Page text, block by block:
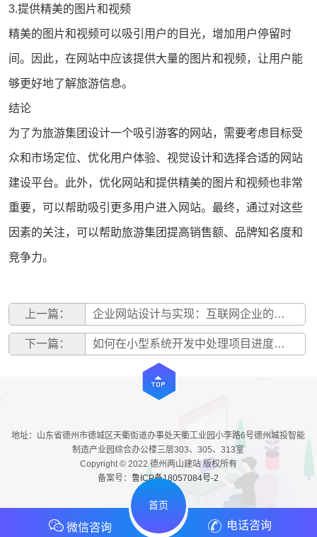
3.提供精美的图片和视频
精美的图片和视频可以吸引用户的目光，增加用户停留时
间。因此，在网站中应该提供大量的图片和视频，让用户能
够更好地了解旅游信息。
结论
为了为旅游集团设计一个吸引游客的网站，需要考虑目标受
众和市场定位、优化用户体验、视觉设计和选择合适的网站
建设平台。此外，优化网站和提供精美的图片和视频也非常
重要，可以帮助吸引更多用户进入网站。最终，通过对这些
因素的关注，可以帮助旅游集团提高销售额、品牌知名度和
竞争力。
上一篇： 企业网站设计与实现：互联网企业的需求分析
下一篇： 如何在小型系统开发中处理项目进度和里程碑
地址：山东省德州市德城区天衢街道办事处天衢工业园小李路6号德州城投智能
制造产业园综合办公楼三层303、305、313室
Copyright © 2022 德州两山建站 版权所有
备案号：鲁ICP备18057084号-2
微信咨询
首页
电话咨询